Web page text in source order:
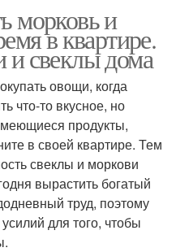
морковь и
в квартире.
и свеклы дома
овощи, когда
что-то вкусное, но
продукты,
в своей квартире. Тем
свеклы и моркови
вырастить богатый
труд, поэтому
для того, чтобы